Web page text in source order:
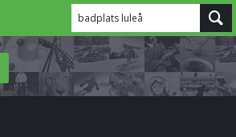
badplats luleå